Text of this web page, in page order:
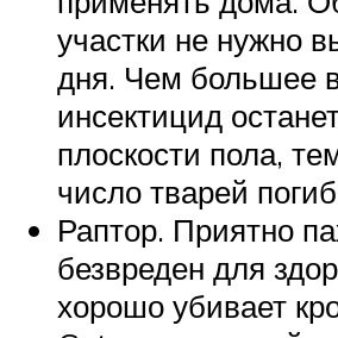
участки не нужно
дня. Чем большее
инсектицид
плоскости пола,
число тварей
Раптор. Приятно
безвреден для
хорошо убивает